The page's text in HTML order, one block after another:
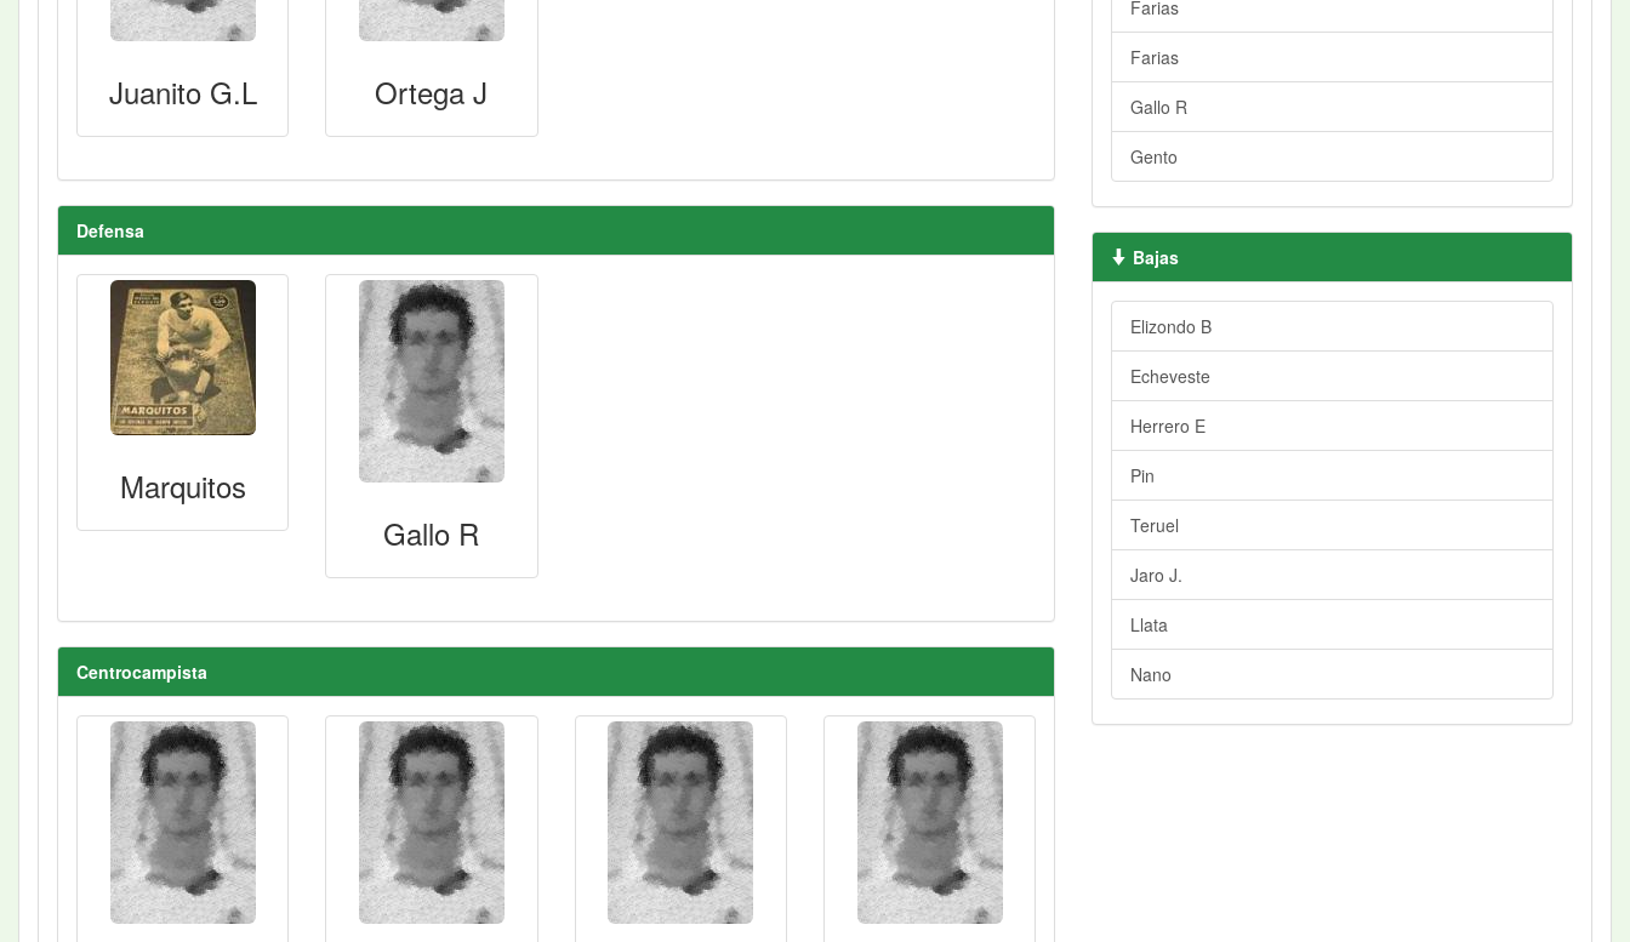
Juanito G.L Ortega J
Defensa
Marquitos
Gallo R
Centrocampista
Farias
Farias
Gallo R
Gento
Bajas
Elizondo B
Echeveste
Herrero E
Pin
Teruel
Jaro J.
Llata
Nano